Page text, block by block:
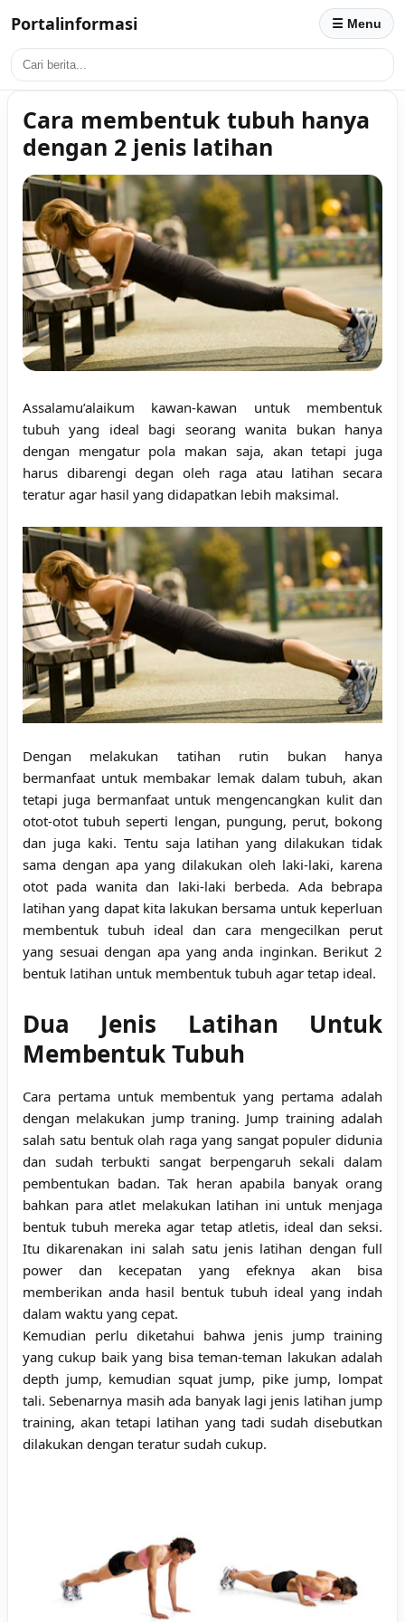
Portalinformasi ☰ Menu
Cara membentuk tubuh hanya
dengan 2 jenis latihan
Assalamu’alaikum kawan-kawan untuk membentuk
tubuh yang ideal bagi seorang wanita bukan hanya
dengan mengatur pola makan saja, akan tetapi juga
harus dibarengi degan oleh raga atau latihan secara
teratur agar hasil yang didapatkan lebih maksimal.
Dengan melakukan tatihan rutin bukan hanya
bermanfaat untuk membakar lemak dalam tubuh, akan
tetapi juga bermanfaat untuk mengencangkan kulit dan
otot-otot tubuh seperti lengan, pungung, perut, bokong
dan juga kaki. Tentu saja latihan yang dilakukan tidak
sama dengan apa yang dilakukan oleh laki-laki, karena
otot pada wanita dan laki-laki berbeda. Ada bebrapa
latihan yang dapat kita lakukan bersama untuk keperluan
membentuk tubuh ideal dan cara mengecilkan perut
yang sesuai dengan apa yang anda inginkan. Berikut 2
bentuk latihan untuk membentuk tubuh agar tetap ideal.
Dua Jenis Latihan Untuk
Membentuk Tubuh
Cara pertama untuk membentuk yang pertama adalah
dengan melakukan jump traning. Jump training adalah
salah satu bentuk olah raga yang sangat populer didunia
dan sudah terbukti sangat berpengaruh sekali dalam
pembentukan badan. Tak heran apabila banyak orang
bahkan para atlet melakukan latihan ini untuk menjaga
bentuk tubuh mereka agar tetap atletis, ideal dan seksi.
Itu dikarenakan ini salah satu jenis latihan dengan full
power dan kecepatan yang efeknya akan bisa
memberikan anda hasil bentuk tubuh ideal yang indah
dalam waktu yang cepat.
Kemudian perlu diketahui bahwa jenis jump training
yang cukup baik yang bisa teman-teman lakukan adalah
depth jump, kemudian squat jump, pike jump, lompat
tali. Sebenarnya masih ada banyak lagi jenis latihan jump
training, akan tetapi latihan yang tadi sudah disebutkan
dilakukan dengan teratur sudah cukup.